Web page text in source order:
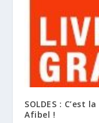
SOLDES : C’est
Afibel !